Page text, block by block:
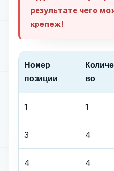
результате чего
крепеж!
Номер
позиции
во
1 1
3 4
4 4